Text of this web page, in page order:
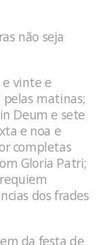
não seja
vinte e
matinas;
Deum e sete
e noa e
completas
Gloria Patri;
dos frades
da festa de